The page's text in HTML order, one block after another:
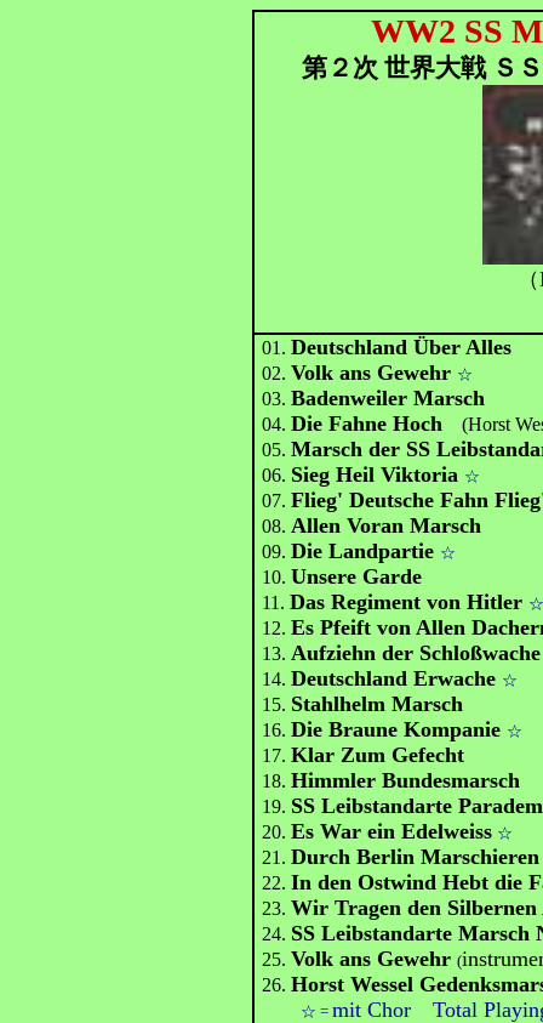
WW2 SS
第２次 世界大戦 ＳＳ
01.Deutschland Über Alles
02.Volk ans Gewehr ☆
03.Badenweiler Marsch
04.Die Fahne Hoch (Horst
05.Marsch der SS
06. Sieg Heil Viktoria ☆
07.Flieg' Deutsche Fahn
08. Allen Voran Marsch
09.Die Landpartie ☆
10.Unsere Garde
11.Das Regiment von Hitler
12.Es Pfeift von Allen
13. Aufziehn der Schloßwache
14.Deutschland Erwache ☆
15. Stahlhelm Marsch
16.Die Braune Kompanie ☆
17. Klar Zum Gefecht
18.Himmler Bundesmarsch
19. SS Leibstandarte
20.Es War ein Edelweiss ☆
21.Durch Berlin
22.In den Ostwind Hebt die
23. Wir Tragen den
24. SS Leibstandarte Marsch
25.Volk ans Gewehr (
26.Horst Wessel
☆ =mit Chor Total